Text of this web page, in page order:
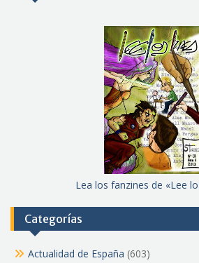
Lea los fanzines de «Lee
Categorías
Actualidad de España (603)